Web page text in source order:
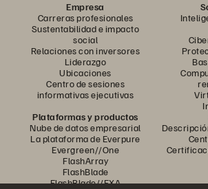
Empresa
Carreras profesionales
Sustentabilidad e impacto
social
Relaciones con inversores
Liderazgo
Ubicaciones
Centro de sesiones
informativas ejecutivas
Plataformas y productos
Nube de datos empresarial
La plataforma de Everpure
Evergreen//One
FlashArray
FlashBlade
FlashBlade//EXA